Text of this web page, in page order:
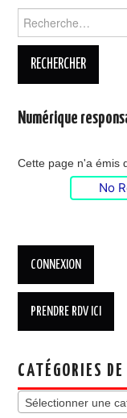
Numérique
Cette page n'a émis
No
CATÉGORIES
Sélectionner une